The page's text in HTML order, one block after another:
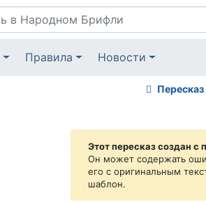
Правила Новости
Пересказ
Этот пересказ создан с
Он может содержать
его с оригинальным
шаблон.